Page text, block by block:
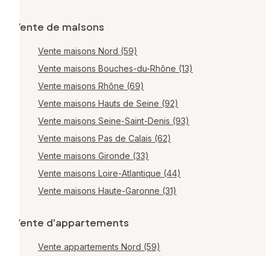
Vente de maisons
Vente maisons Nord (59)
Vente maisons Bouches-du-Rhône (13)
Vente maisons Rhône (69)
Vente maisons Hauts de Seine (92)
Vente maisons Seine-Saint-Denis (93)
Vente maisons Pas de Calais (62)
Vente maisons Gironde (33)
Vente maisons Loire-Atlantique (44)
Vente maisons Haute-Garonne (31)
Vente d'appartements
Vente appartements Nord (59)